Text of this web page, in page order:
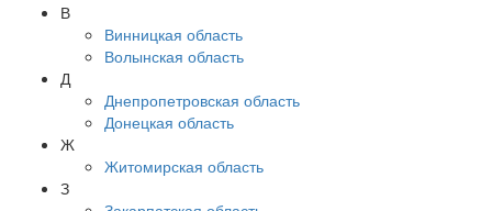
В
Винницкая область
Волынская область
Д
Днепропетровская область
Донецкая область
Ж
Житомирская область
З